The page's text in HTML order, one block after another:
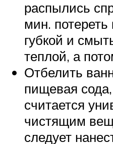
распылись
мин. потереть
губкой и
теплой, а
Отбелить
пищевая сода,
считается
чистящим
следует